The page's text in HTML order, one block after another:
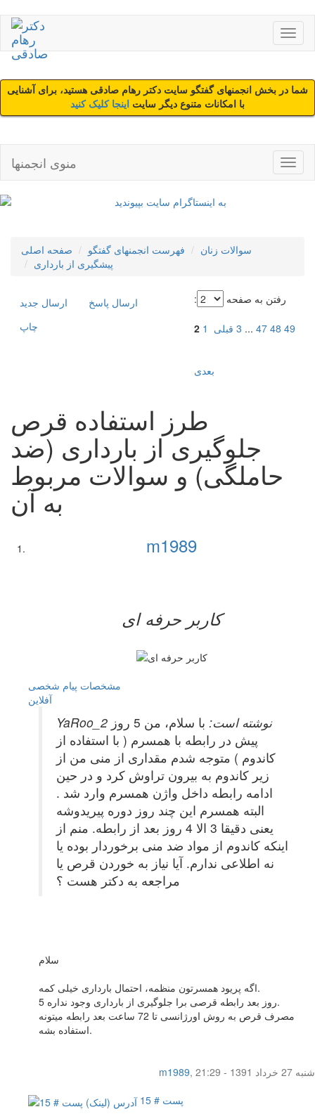
شما در بخش انجمنهای گفتگو سایت دکتر رهام صادقی هستید، برای آشنایی
با امکانات متنوع دیگر سایت اینجا کلیک کنید
منوی انجمنها
صفحه اصلی فهرست انجمنهای گفتگو
سوالات زنان
پیشگیری از بارداری
ارسال جديد
ارسال پاسخ
چاپ
رفتن به صفحه :
قبلی 1
2 3 ...47 48 49
بعدی
طرز استفاده قرص
جلوگیری از بارداری (ضد
حاملگی) و سوالات مربوط
به آن
m1989
کاربر حرفه ای
مشخصات پیام شخصی
آفلاين
YaRoo_2 نوشته است:
با سلام، من 5 روز
پیش در رابطه با همسرم ( با استفاده از
کاندوم ) متوجه شدم مقداری از منی من از
زیر کاندوم به بیرون تراوش کرد و در حین
ادامه رابطه داخل واژن همسرم وارد شد .
البته همسرم این چند روز دوره پیریدوشه
یعنی دقیقا 3 الا 4 روز بعد از رابطه. منم از
اینکه کاندوم از مواد ضد منی برخوردار بوده یا
نه اطلاعی ندارم. آیا نیاز به خوردن قرص یا
مراجعه به دکتر هست ؟
سلام
اگه پریود همسرتون منظمه، احتمال بارداری خیلی کمه.
5 روز بعد رابطه قرصی برا جلوگیری از بارداری وجود نداره.
مصرف قرص به روش اورژانسی تا 72 ساعت بعد رابطه میتونه
استفاده بشه.
m1989,
شنبه 27 خرداد 1391 - 21:29
پست # 15